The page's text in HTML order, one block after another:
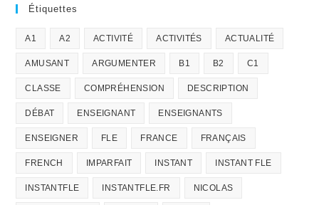
Étiquettes
A1 A2 ACTIVITÉ ACTIVITÉS ACTUALITÉ
AMUSANT ARGUMENTER B1 B2 C1
CLASSE COMPRÉHENSION DESCRIPTION
DÉBAT ENSEIGNANT ENSEIGNANTS
ENSEIGNER FLE FRANCE FRANÇAIS
FRENCH IMPARFAIT INSTANT INSTANT FLE
INSTANTFLE INSTANTFLE.FR NICOLAS